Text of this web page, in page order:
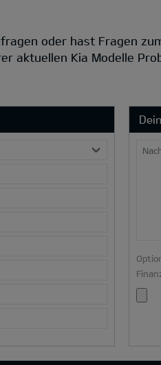
oder hast Fragen
aktuellen Kia Modelle